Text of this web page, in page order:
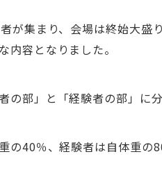
が集まり、会場は終始大盛
内容となりました。
の部」と「経験者の部」に
の40％、経験者は自体重の